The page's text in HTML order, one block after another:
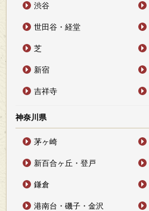
渋谷
世田谷・経堂
芝
新宿
吉祥寺
神奈川県
茅ヶ崎
新百合ヶ丘・登戸
鎌倉
港南台・磯子・金沢